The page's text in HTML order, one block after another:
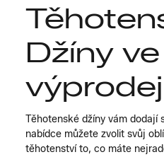
Džíny ve
Těhotenské džíny vám dodají
nabídce můžete zvolit svůj
těhotenství to, co máte